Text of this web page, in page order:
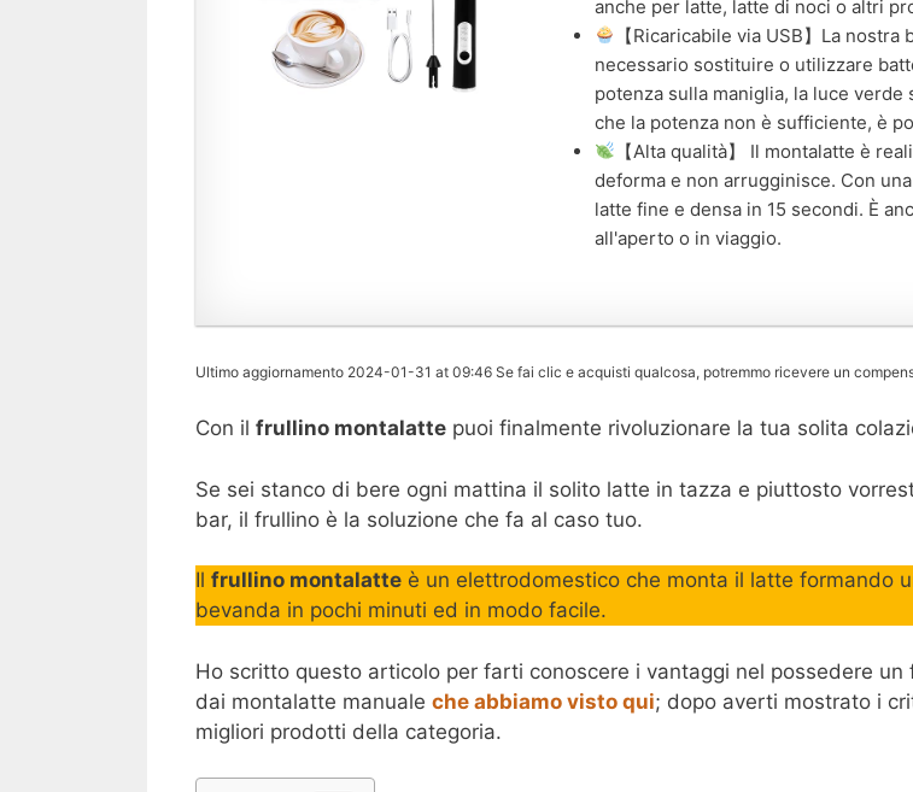
anche per latte, latte di noci o altri
【Ricaricabile via USB】La
necessario sostituire o utilizzare
potenza sulla maniglia, la luce
che la potenza non è sufficiente, è
【Alta qualità】 Il montalatte è
deforma e non arrugginisce. Con
latte fine e densa in 15 secondi. È
all'aperto o in viaggio.
Ultimo aggiornamento 2024-01-31 at 09:46 Se fai clic e acquisti qualcosa, potremmo ricevere un
Con il frullino montalatte puoi finalmente rivoluzionare la tua solita
Se sei stanco di bere ogni mattina il solito latte in tazza e piuttosto
bar, il frullino è la soluzione che fa al caso tuo.
Il frullino montalatte è un elettrodomestico che monta il latte formando
bevanda in pochi minuti ed in modo facile.
Ho scritto questo articolo per farti conoscere i vantaggi nel possedere
dai montalatte manuale che abbiamo visto qui; dopo averti mostrato i
migliori prodotti della categoria.